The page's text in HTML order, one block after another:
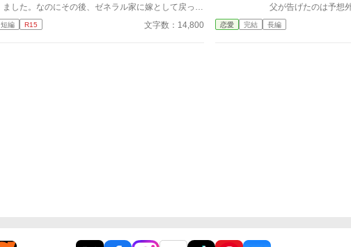
ました。なのにその後、ゼネラル家に嫁として戻って
来いと手紙と書類が届きました。息子は種無しだった
と、だから石女として私に叩き付けた離縁状は無効だ
短編 R15 文字数：14,800
父が告げたのは予想外の言葉
お前は隣国ベルンハ
子のいない叔父が率
恋愛 完結 長編